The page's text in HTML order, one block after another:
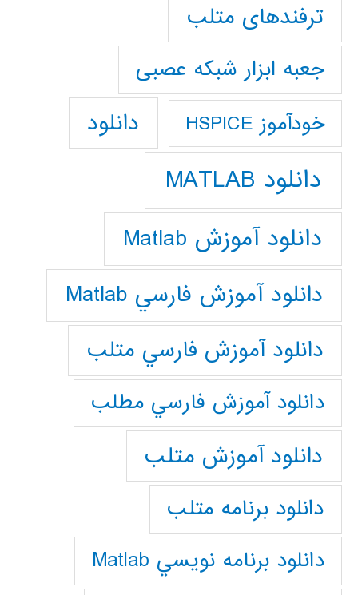
ترفندهای متلب
جعبه ابزار شبکه عصبی
خودآموز HSPICE دانلود
دانلود MATLAB
دانلود آموزش Matlab
دانلود آموزش فارسي Matlab
دانلود آموزش فارسي متلب
دانلود آموزش فارسي مطلب
دانلود آموزش متلب
دانلود برنامه متلب
دانلود برنامه نويسي Matlab